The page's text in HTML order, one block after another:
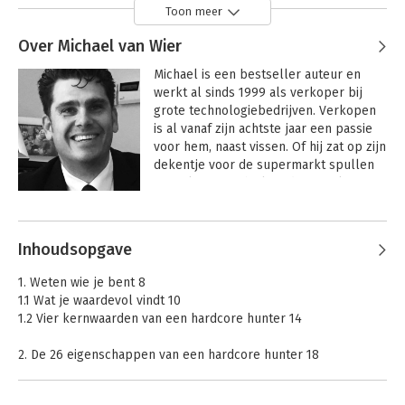
Toon meer
Over Michael van Wier
Michael is een bestseller auteur en
werkt al sinds 1999 als verkoper bij
grote technologiebedrijven. Verkopen
is al vanaf zijn achtste jaar een passie
voor hem, naast vissen. Of hij zat op zijn
dekentje voor de supermarkt spullen
verkoopt al jaren vanuit een hoger
Michaels persoonlijke missie is om
mensen te helpen en de wereld een
beetje beter te maken. Doorgeven van
wat je hebt geleerd, ziet hij als de kern
van het leven. Zijn boeken zijn hier een
voorbeeld van.
Inhoudsopgave
1. Weten wie je bent 8
1.1 Wat je waardevol vindt 10
1.2 Vier kernwaarden van een hardcore hunter 14
2. De 26 eigenschappen van een hardcore hunter 18